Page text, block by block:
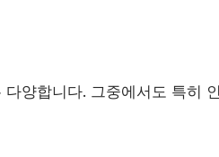
양합니다. 그중에서도 특히